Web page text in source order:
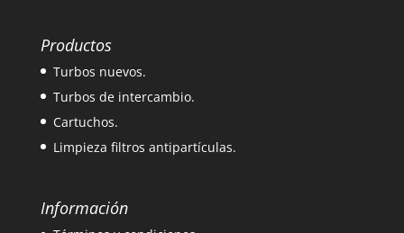
Productos
Turbos nuevos.
Turbos de intercambio.
Cartuchos.
Limpieza filtros antipartículas.
Información